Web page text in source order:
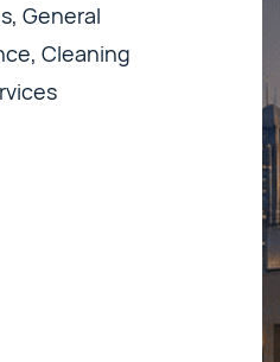
General
Cleaning